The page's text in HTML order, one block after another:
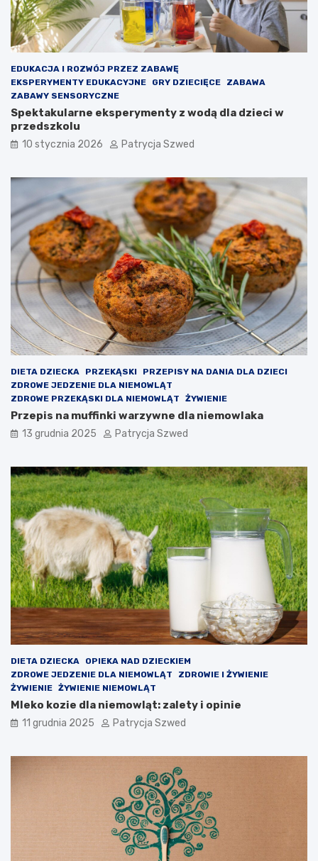
a
d
l
a
d
z
i
e
i
–
a
z
i
a
ł
a
i
a
k
e
r
z
y
n
o
k
o
r
z
y
ś
c
i
e
s
t
t
o
,
b
y
z
i
c
u
c
z
ę
s
z
c
z
a
o
a
j
a
k
i
z
a
j
ę
c
i
a
p
o
z
a
l
e
k
c
y
j
n
?
EDUKACJA I ROZWÓJ PRZEZ ZABAWĘ
EKSPERYMENTY EDUKACYJNE
GRY DZIECIĘCE
ZABAWA
ZABAWY SENSORYCZNE
Spektakularne eksperymenty z wodą dla dzieci w
przedszkolu
10 stycznia 2026 Patrycja Szwed
DIETA DZIECKA PRZEKĄSKI
PRZEPISY NA DANIA DLA DZIECI
ZDROWE JEDZENIE DLA NIEMOWLĄT
ZDROWE PRZEKĄSKI DLA NIEMOWLĄT
ŻYWIENIE
Przepis na muffinki warzywne dla niemowlaka
13 grudnia 2025 Patrycja Szwed
DIETA DZIECKA
OPIEKA NAD DZIECKIEM
ZDROWE JEDZENIE DLA NIEMOWLĄT
ZDROWIE I ŻYWIENIE
ŻYWIENIE ŻYWIENIE NIEMOWLĄT
Mleko kozie dla niemowląt: zalety i opinie
11 grudnia 2025 Patrycja Szwed